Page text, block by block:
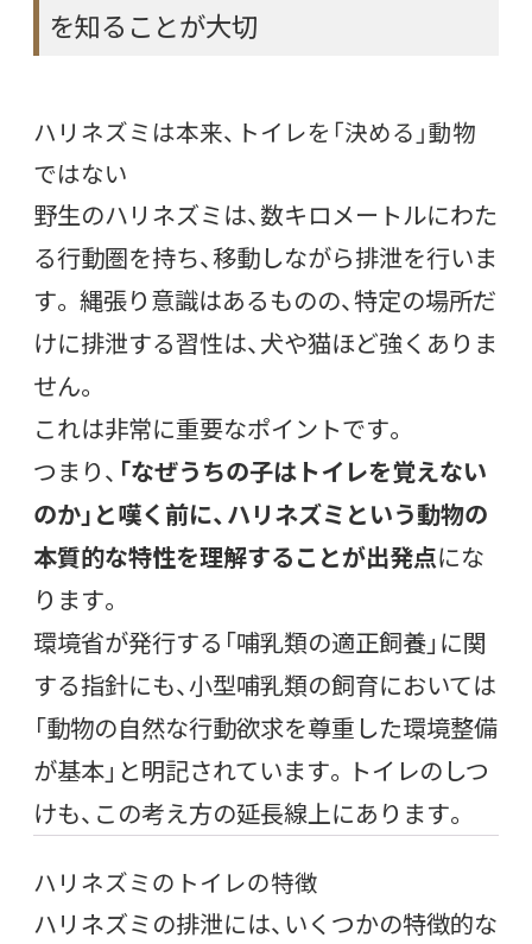
を知ることが大切
ハリネズミは本来、トイレを「決める」動物
ではない
野生のハリネズミは、数キロメートルにわた
る行動圏を持ち、移動しながら排泄を行いま
す。 縄張り意識はあるものの、特定の場所だ
けに排泄する習性は、犬や猫ほど強くありま
せん。
これは非常に重要なポイントです。
つまり、 「なぜうちの子はトイレを覚えない
のか」と嘆く前に、ハリネズミという動物の
本質的な特性を理解することが出発点にな
ります。
環境省が発行する「哺乳類の適正飼養」に関
する指針にも、小型哺乳類の飼育においては
「動物の自然な行動欲求を尊重した環境整備
が基本」と明記されています。トイレのしつ
けも、この考え方の延長線上にあります。
ハリネズミのトイレの特徴
ハリネズミの排泄には、いくつかの特徴的な